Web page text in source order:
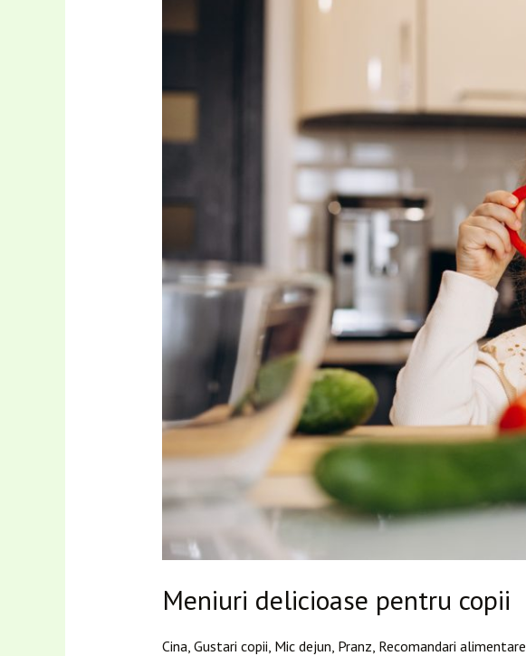
Meniuri delicioase pentru copii
Cina Gustari copii Mic dejun Pranz Recomandari alimentare